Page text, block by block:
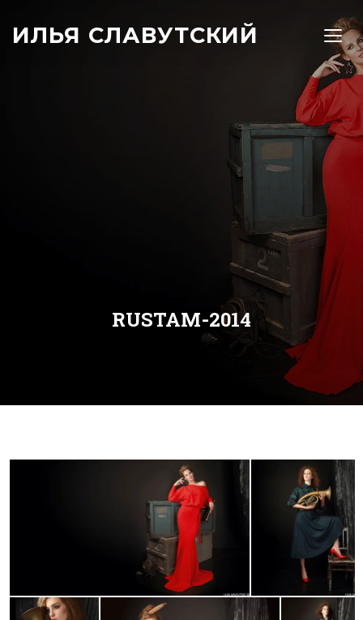
ИЛЬЯ СЛАВУТСКИЙ
RUSTAM-2014